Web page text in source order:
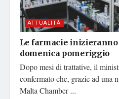
ATTUALITÀ
Le farmacie
domenica pomeriggio
Dopo mesi di trattative, il
confermato che, grazie ad una
Malta Chamber ...